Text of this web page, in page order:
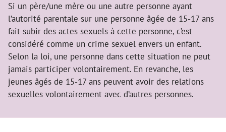
Si un père/une mère ou une autre personne ayant
l’autorité parentale sur une personne âgée de 15-17 ans
fait subir des actes sexuels à cette personne, c’est
considéré comme un crime sexuel envers un enfant.
Selon la loi, une personne dans cette situation ne peut
jamais participer volontairement. En revanche, les
jeunes âgés de 15-17 ans peuvent avoir des relations
sexuelles volontairement avec d’autres personnes.